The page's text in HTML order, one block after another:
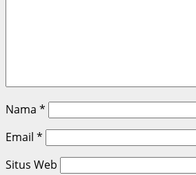
Nama *
Email *
Situs Web